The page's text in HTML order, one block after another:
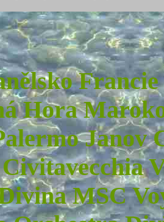
Hora
Janov
MSC